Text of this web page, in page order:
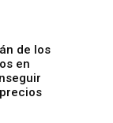
de los
en